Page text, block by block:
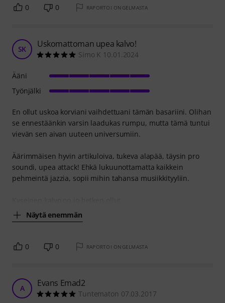
0 0 RAPORTOI ONGELMASTA
SK Uskomattoman upea kalvo!
Simo K 10.01.2024
En ollut uskoa korviani vaihdettuani tämän basariini. Olihan
se ennestäänkin varsin laadukas rumpu, mutta tämä tuntui
vievän sen aivan uuteen universumiin.
Äärimmäisen hyvin artikuloiva, tukeva alapää, täysin pro
soundi, upea attack! Ehkä lukuunottamatta kaikkein
pehmeintä jazzia, sopii mihin tahansa musiikkityyliin.
Näytä enemmän
Ääni
Työnjälki
0 0 RAPORTOI ONGELMASTA
A Evans Emad2
Tuntematon 07.03.2017